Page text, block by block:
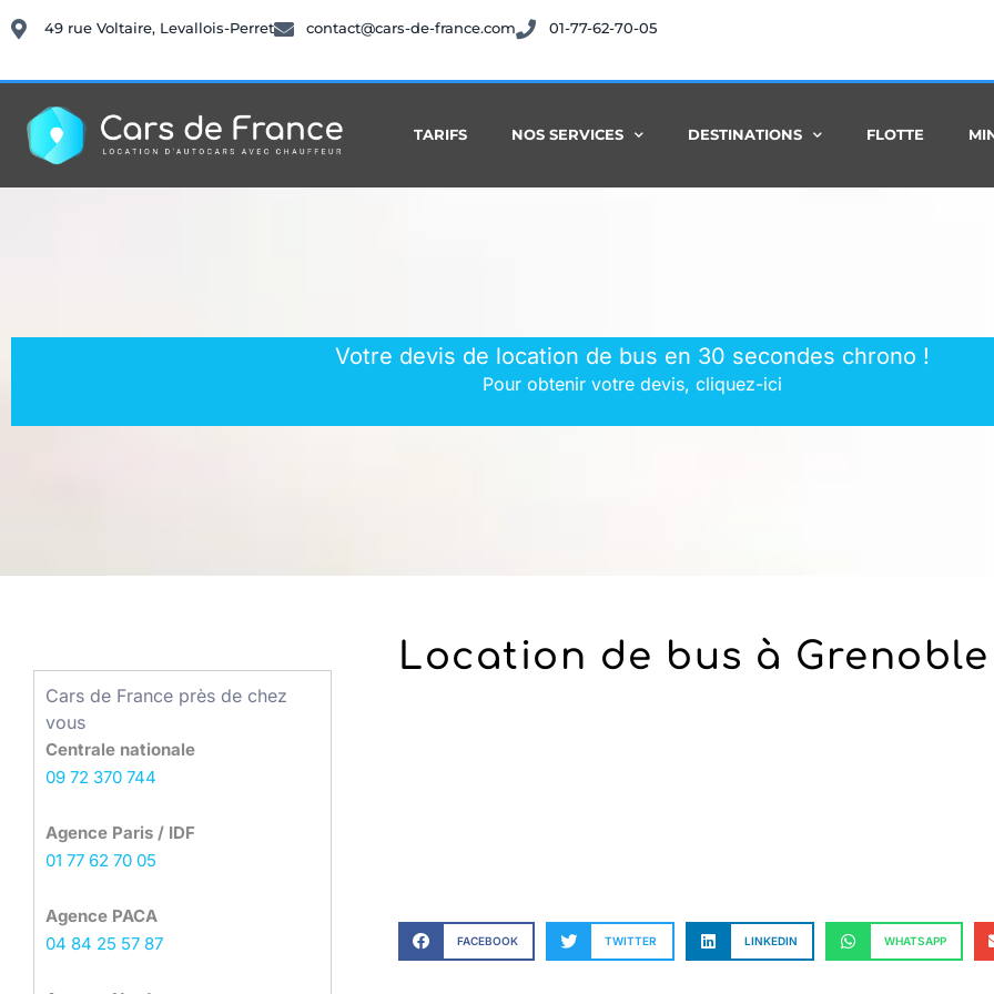
49 rue Voltaire, Levallois-Perret contact@cars-de-france.com 01-77-62-70-05
TARIFS NOS SERVICES DESTINATIONS FLOTTE
Votre devis de location de bus en 30 secondes chrono !
Pour obtenir votre devis, cliquez-ici
Cars de France près de chez
vous
Centrale nationale
09 72 370 744
Agence Paris / IDF
01 77 62 70 05
Agence PACA
04 84 25 57 87
Location de bus à Grenoble
FACEBOOK TWITTER LINKEDIN WHATSAPP